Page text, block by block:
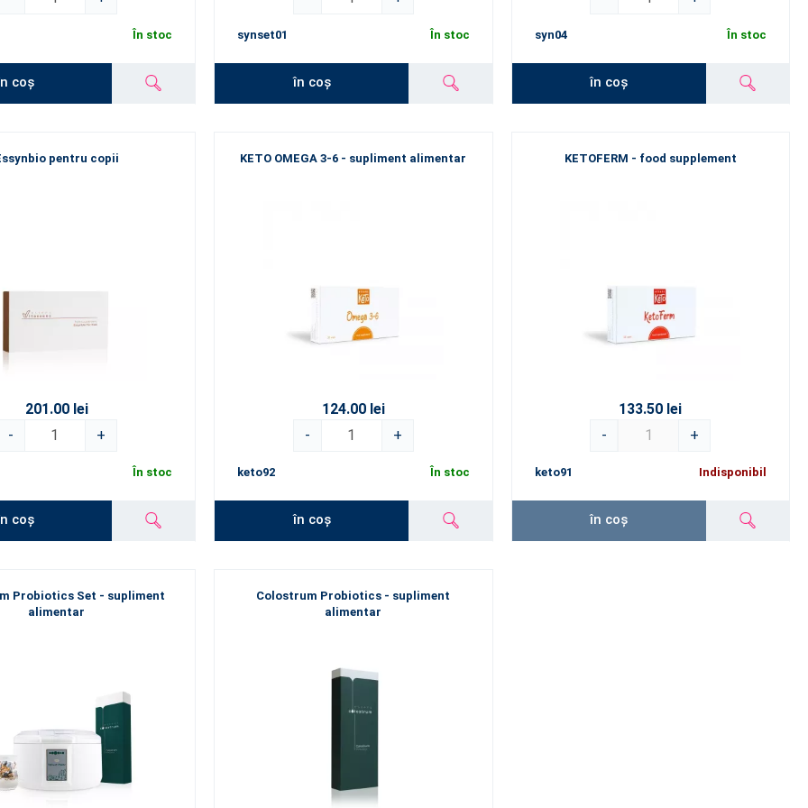
În stoc
coș
synset01 În stoc
în coș
syn04 În stoc
în coș
pentru copii
201.00 lei
-
+
În stoc
coș
KETO OMEGA 3-6 - supliment alimentar
124.00 lei
-
+
keto92 În stoc
în coș
KETOFERM - food supplement
133.50 lei
-
+
keto91 Indisponibil
în coș
Probiotics Set - supliment
alimentar
Colostrum Probiotics - supliment
alimentar